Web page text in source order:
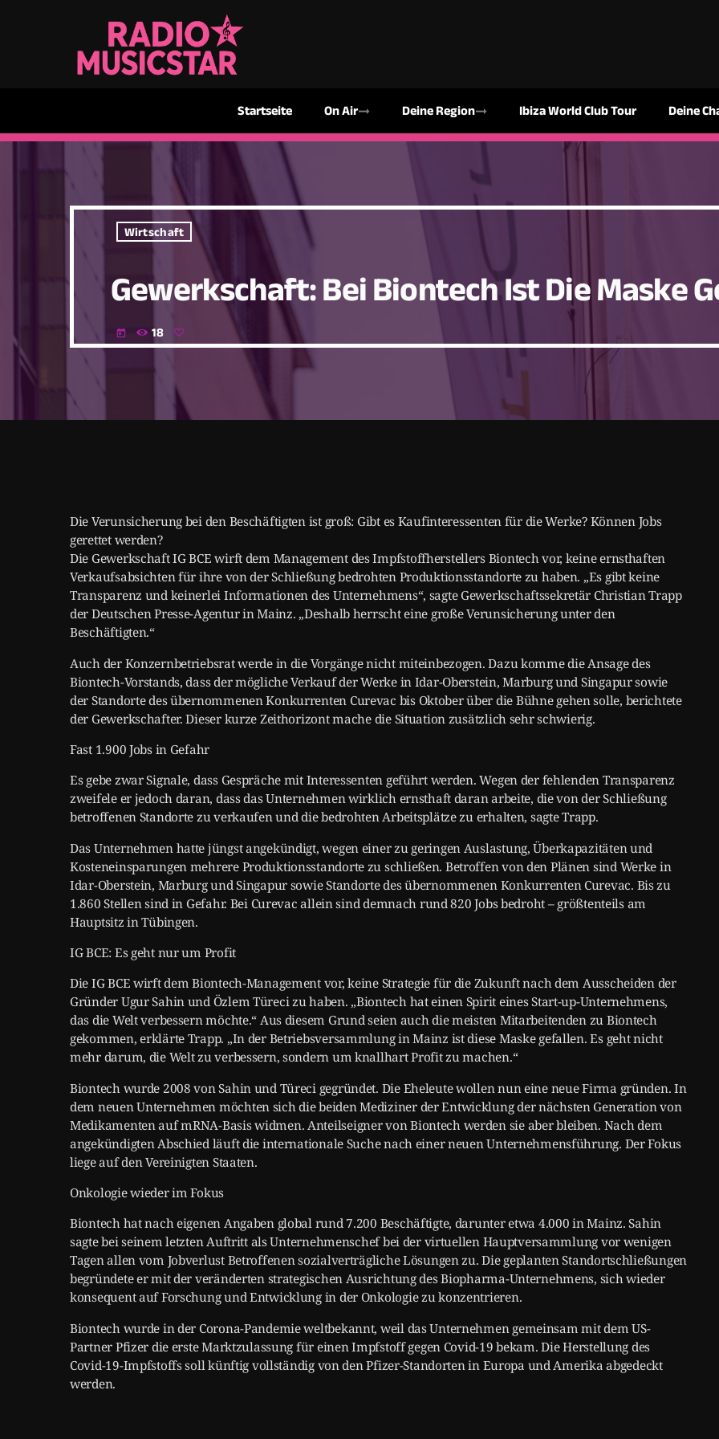
Startseite On Air Deine Region Ibiza World Club Tour Deine
Wirtschaft
Gewerkschaft: Bei Biontech Ist Die Maske
today 18
Die Verunsicherung bei den Beschäftigten ist groß: Gibt es Kaufinteressenten für die Werke? Können Jobs
gerettet werden?
Die Gewerkschaft IG BCE wirft dem Management des Impfstoffherstellers Biontech vor, keine ernsthaften
Verkaufsabsichten für ihre von der Schließung bedrohten Produktionsstandorte zu haben. „Es gibt keine
Transparenz und keinerlei Informationen des Unternehmens“, sagte Gewerkschaftssekretär Christian Trapp
der Deutschen Presse-Agentur in Mainz. „Deshalb herrscht eine große Verunsicherung unter den
Beschäftigten.“
Auch der Konzernbetriebsrat werde in die Vorgänge nicht miteinbezogen. Dazu komme die Ansage des
Biontech-Vorstands, dass der mögliche Verkauf der Werke in Idar-Oberstein, Marburg und Singapur sowie
der Standorte des übernommenen Konkurrenten Curevac bis Oktober über die Bühne gehen solle, berichtete
der Gewerkschafter. Dieser kurze Zeithorizont mache die Situation zusätzlich sehr schwierig.
Fast 1.900 Jobs in Gefahr
Es gebe zwar Signale, dass Gespräche mit Interessenten geführt werden. Wegen der fehlenden Transparenz
zweifele er jedoch daran, dass das Unternehmen wirklich ernsthaft daran arbeite, die von der Schließung
betroffenen Standorte zu verkaufen und die bedrohten Arbeitsplätze zu erhalten, sagte Trapp.
Das Unternehmen hatte jüngst angekündigt, wegen einer zu geringen Auslastung, Überkapazitäten und
Kosteneinsparungen mehrere Produktionsstandorte zu schließen. Betroffen von den Plänen sind Werke in
Idar-Oberstein, Marburg und Singapur sowie Standorte des übernommenen Konkurrenten Curevac. Bis zu
1.860 Stellen sind in Gefahr. Bei Curevac allein sind demnach rund 820 Jobs bedroht – größtenteils am
Hauptsitz in Tübingen.
IG BCE: Es geht nur um Profit
Die IG BCE wirft dem Biontech-Management vor, keine Strategie für die Zukunft nach dem Ausscheiden der
Gründer Ugur Sahin und Özlem Türeci zu haben. „Biontech hat einen Spirit eines Start-up-Unternehmens,
das die Welt verbessern möchte.“ Aus diesem Grund seien auch die meisten Mitarbeitenden zu Biontech
gekommen, erklärte Trapp. „In der Betriebsversammlung in Mainz ist diese Maske gefallen. Es geht nicht
mehr darum, die Welt zu verbessern, sondern um knallhart Profit zu machen.“
Biontech wurde 2008 von Sahin und Türeci gegründet. Die Eheleute wollen nun eine neue Firma gründen. In
dem neuen Unternehmen möchten sich die beiden Mediziner der Entwicklung der nächsten Generation von
Medikamenten auf mRNA-Basis widmen. Anteilseigner von Biontech werden sie aber bleiben. Nach dem
angekündigten Abschied läuft die internationale Suche nach einer neuen Unternehmensführung. Der Fokus
liege auf den Vereinigten Staaten.
Onkologie wieder im Fokus
Biontech hat nach eigenen Angaben global rund 7.200 Beschäftigte, darunter etwa 4.000 in Mainz. Sahin
sagte bei seinem letzten Auftritt als Unternehmenschef bei der virtuellen Hauptversammlung vor wenigen
Tagen allen vom Jobverlust Betroffenen sozialverträgliche Lösungen zu. Die geplanten Standortschließungen
begründete er mit der veränderten strategischen Ausrichtung des Biopharma-Unternehmens, sich wieder
konsequent auf Forschung und Entwicklung in der Onkologie zu konzentrieren.
Biontech wurde in der Corona-Pandemie weltbekannt, weil das Unternehmen gemeinsam mit dem US-
Partner Pfizer die erste Marktzulassung für einen Impfstoff gegen Covid-19 bekam. Die Herstellung des
Covid-19-Impfstoffs soll künftig vollständig von den Pfizer-Standorten in Europa und Amerika abgedeckt
werden.